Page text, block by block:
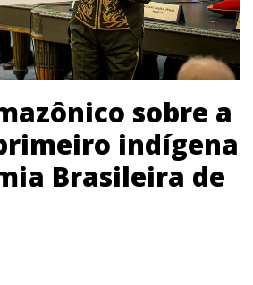
sobre a
indígena
Brasileira de